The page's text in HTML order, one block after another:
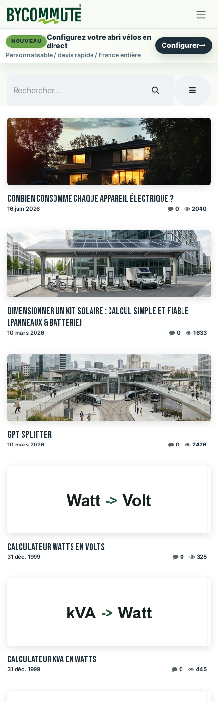
NOUVEAU
Configurez votre abri vélos en
direct
Personnalisable / devis rapide / France entière
Configurer
Combien consomme chaque appareil électrique ?
16 juin 2026 0 2040
Dimensionner un kit solaire : calcul simple et fiable
(panneaux & batterie)
10 mars 2026 0 1633
GPT Splitter
10 mars 2026 0 2426
Calculateur watts en volts
31 déc. 1999 0 325
Calculateur kVA en watts
31 déc. 1999 0 445